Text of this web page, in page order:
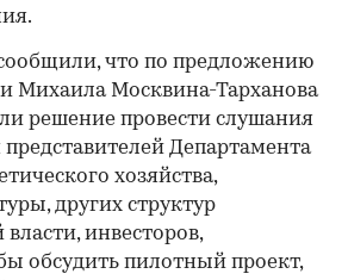
что по предложению
Михаила Москвина-Тарханова
решение провести слушания
Департамента
хозяйства,
других структур
инвесторов,
обсудить пилотный проект,